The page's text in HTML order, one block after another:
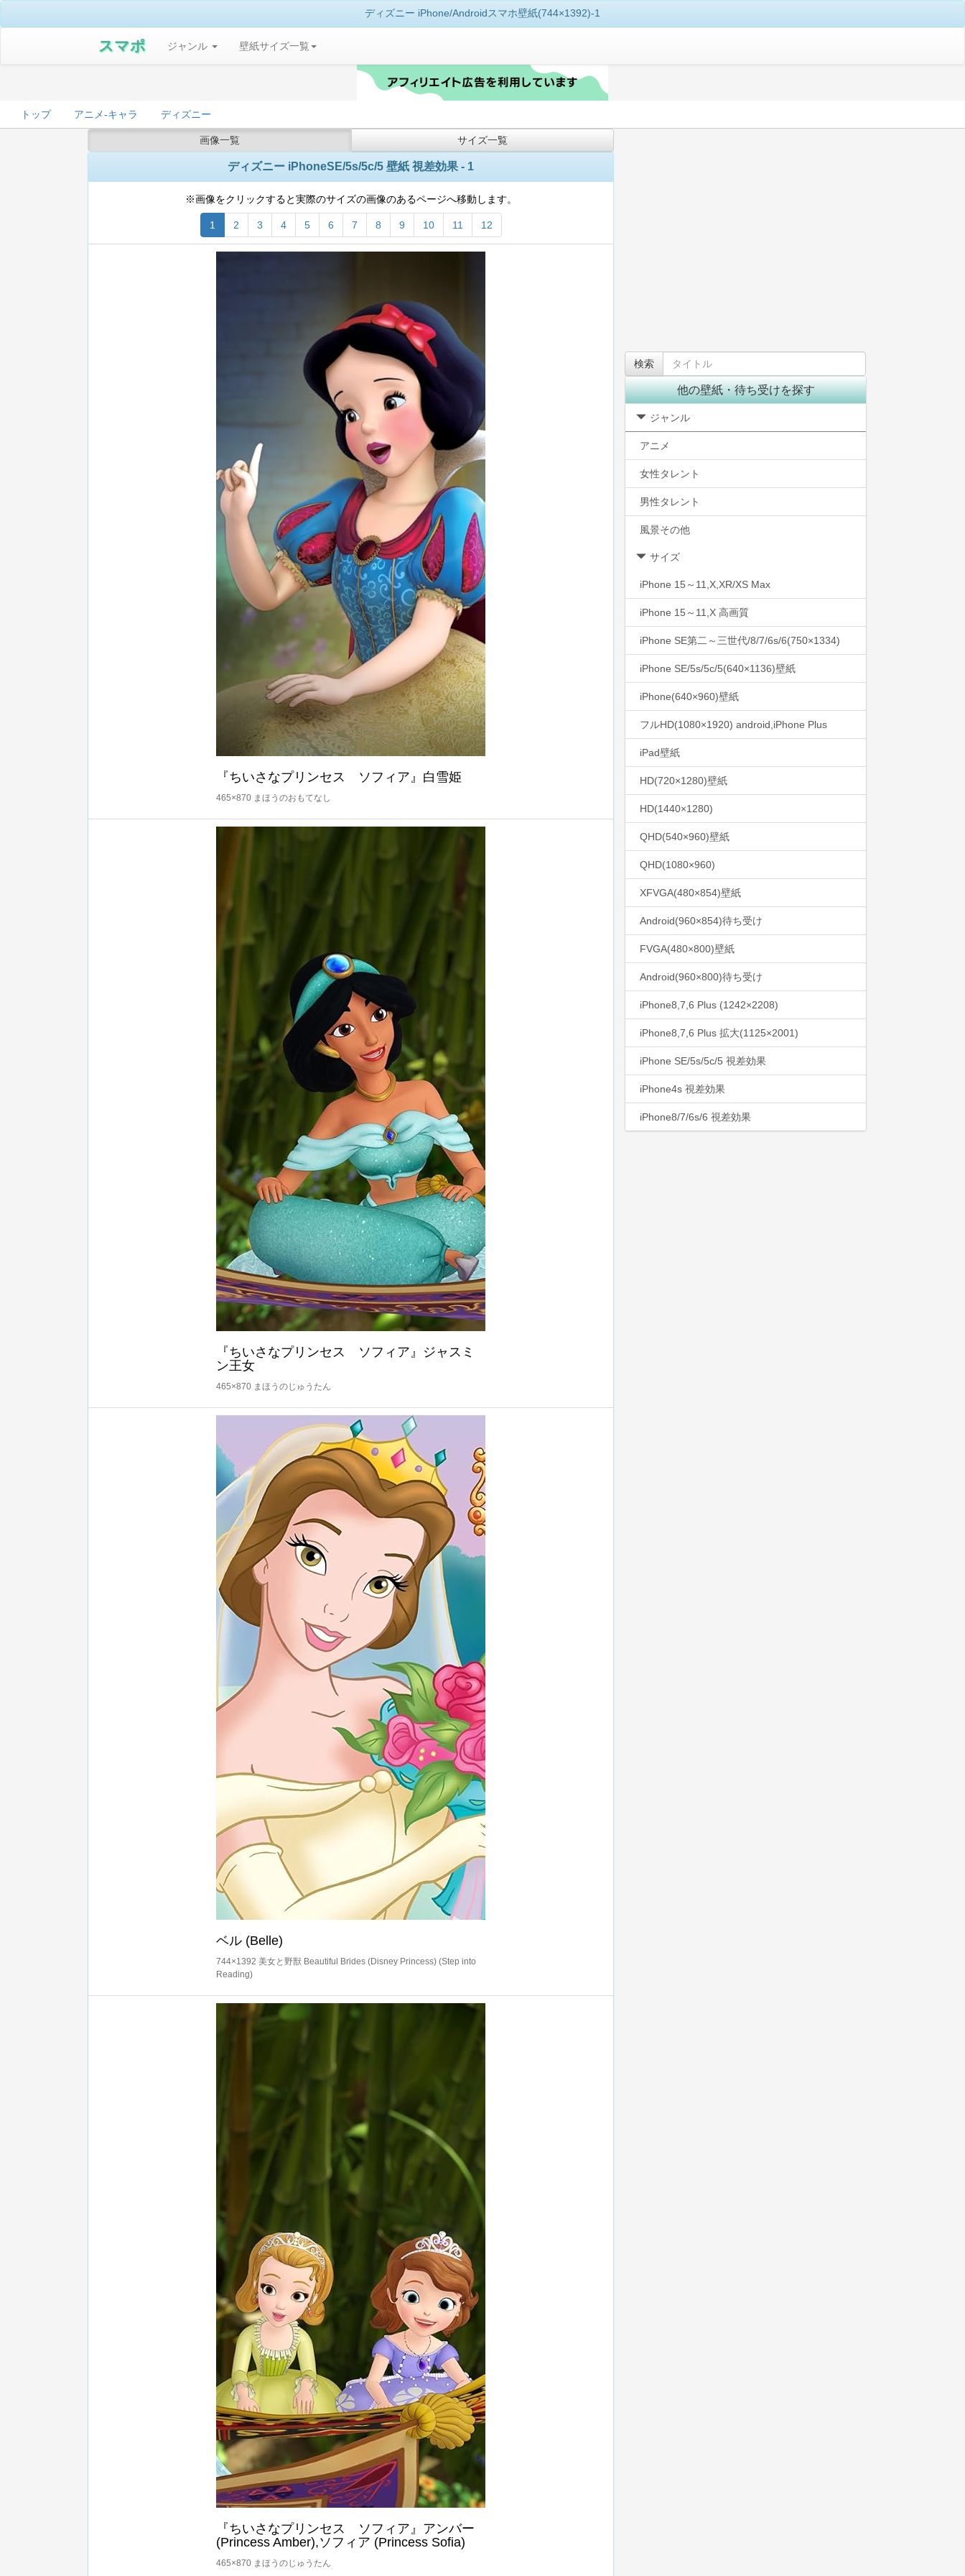
ディズニー iPhone/Androidスマホ壁紙(744×1392)-1
スマポ ジャンル 壁紙サイズ一覧
トップ アニメ-キャラ ディズニー
画像一覧 サイズ一覧
ディズニー iPhoneSE/5s/5c/5 壁紙 視差効果 - 1
※画像をクリックすると実際のサイズの画像のあるページへ移動します。
1 2 3 4 5 6 7 8 9 10 11 12
『ちいさなプリンセス ソフィア』白雪姫
465×870 まほうのおもてなし
『ちいさなプリンセス ソフィア』ジャスミ
ン王女
465×870 まほうのじゅうたん
ベル (Belle)
744×1392 美女と野獣 Beautiful Brides (Disney Princess) (Step into
Reading)
『ちいさなプリンセス ソフィア』アンバー
(Princess Amber),ソフィア (Princess Sofia)
465×870 まほうのじゅうたん
他の壁紙・待ち受けを探す
ジャンル
アニメ
女性タレント
男性タレント
風景その他
サイズ
iPhone 15～11,X,XR/XS Max
iPhone 15～11,X 高画質
iPhone SE第二～三世代/8/7/6s/6(750×1334)
iPhone SE/5s/5c/5(640×1136)壁紙
iPhone(640×960)壁紙
フルHD(1080×1920) android,iPhone Plus
iPad壁紙
HD(720×1280)壁紙
HD(1440×1280)
QHD(540×960)壁紙
QHD(1080×960)
XFVGA(480×854)壁紙
Android(960×854)待ち受け
FVGA(480×800)壁紙
Android(960×800)待ち受け
iPhone8,7,6 Plus (1242×2208)
iPhone8,7,6 Plus 拡大(1125×2001)
iPhone SE/5s/5c/5 視差効果
iPhone4s 視差効果
iPhone8/7/6s/6 視差効果